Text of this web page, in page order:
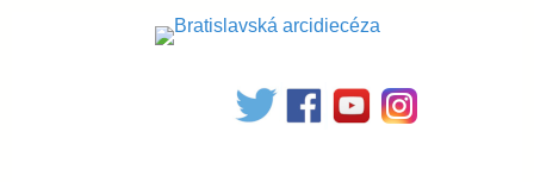
Skočiť